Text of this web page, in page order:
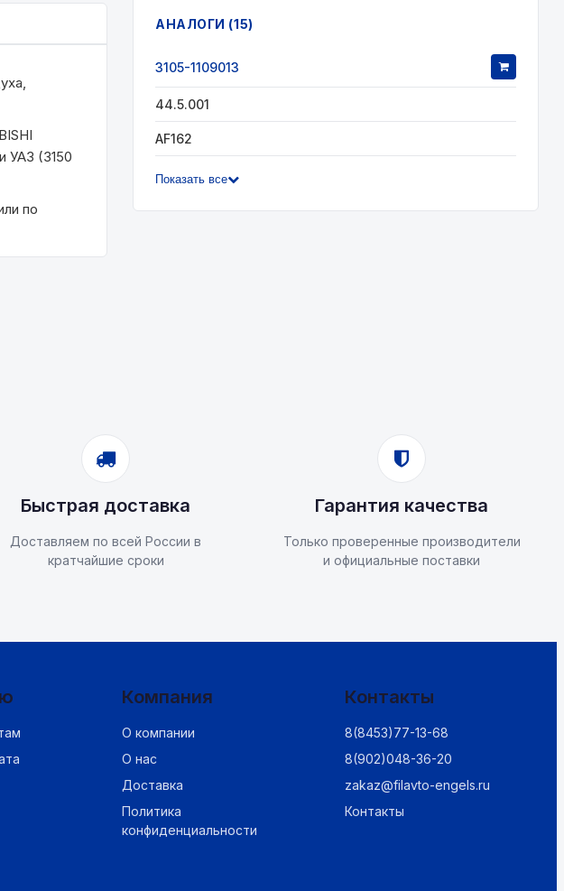
УАЗ (3150
по
АНАЛОГИ (15)
3105-1109013
44.5.001
AF162
Показать все
Быстрая доставка
Доставляем по всей России в
кратчайшие сроки
Гарантия качества
Только проверенные производители
и официальные поставки
Компания
О компании
О нас
Доставка
Политика
конфиденциальности
Контакты
8(8453)77-13-68
8(902)048-36-20
zakaz@filavto-engels.ru
Контакты